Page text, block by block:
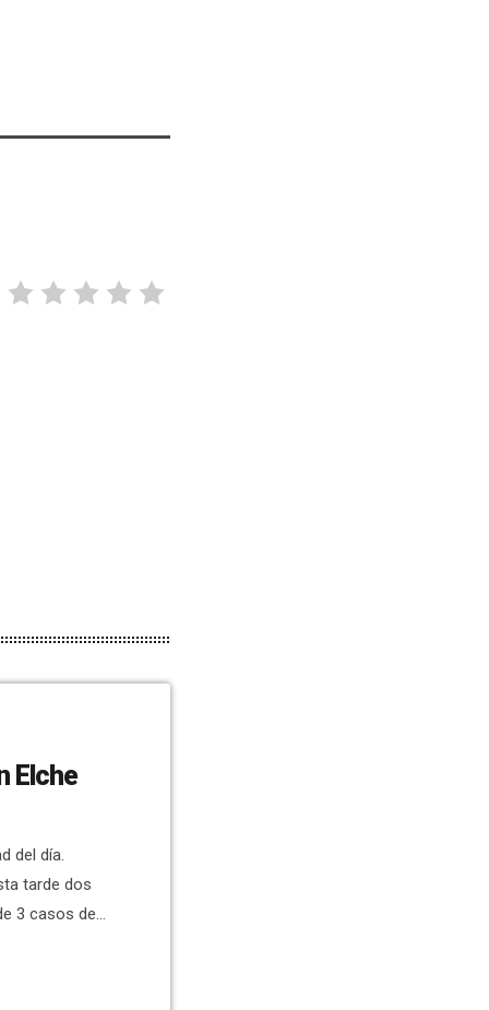
Elche
del día.
tarde dos
3 casos de
alcalde,